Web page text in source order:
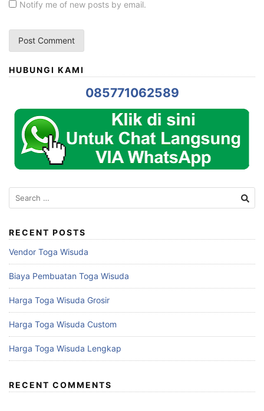
Notify me of new posts by email.
HUBUNGI KAMI
085771062589
Search
for:
RECENT POSTS
Vendor Toga Wisuda
Biaya Pembuatan Toga Wisuda
Harga Toga Wisuda Grosir
Harga Toga Wisuda Custom
Harga Toga Wisuda Lengkap
RECENT COMMENTS